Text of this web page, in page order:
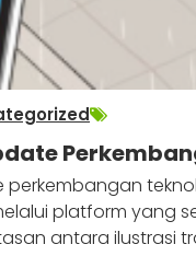
platform yang
antara ilustrasi